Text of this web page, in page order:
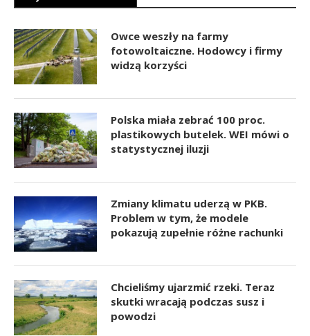
Owce weszły na farmy
fotowoltaiczne. Hodowcy i firmy
widzą korzyści
Polska miała zebrać 100 proc.
plastikowych butelek. WEI mówi o
statystycznej iluzji
Zmiany klimatu uderzą w PKB.
Problem w tym, że modele
pokazują zupełnie różne rachunki
Chcieliśmy ujarzmić rzeki. Teraz
skutki wracają podczas susz i
powodzi